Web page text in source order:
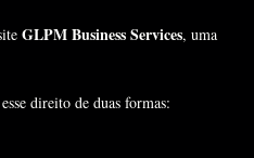
GLPM Business Services, uma
direito de duas formas: